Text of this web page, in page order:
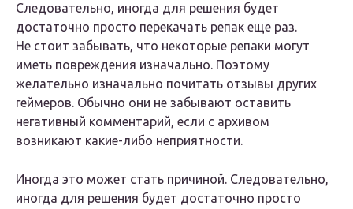
Следовательно, иногда для решения будет
достаточно просто перекачать репак еще раз.
Не стоит забывать, что некоторые репаки могут
иметь повреждения изначально. Поэтому
желательно изначально почитать отзывы других
геймеров. Обычно они не забывают оставить
негативный комментарий, если с архивом
возникают какие-либо неприятности.
Иногда это может стать причиной. Следовательно,
иногда для решения будет достаточно просто